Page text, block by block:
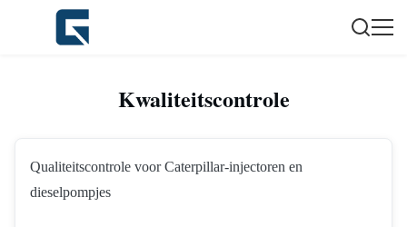
Kwaliteitscontrole
Qualiteitscontrole voor Caterpillar-injectoren en
dieselpompjes